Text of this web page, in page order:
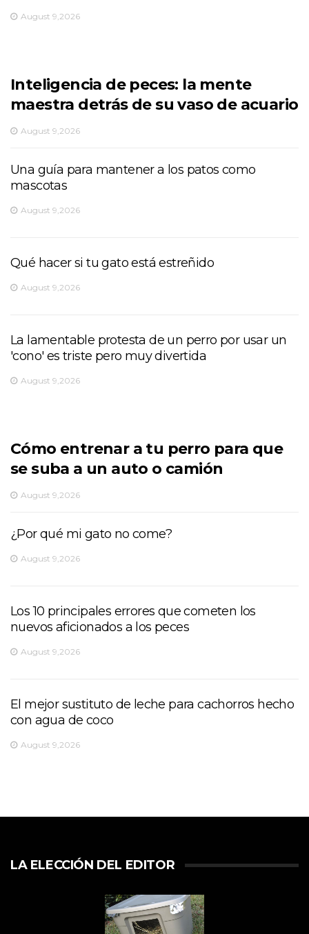
August 9,2026
Inteligencia de peces: la mente
maestra detrás de su vaso de acuario
August 9,2026
Una guía para mantener a los patos como
mascotas
August 9,2026
Qué hacer si tu gato está estreñido
August 9,2026
La lamentable protesta de un perro por usar un
'cono' es triste pero muy divertida
August 9,2026
Cómo entrenar a tu perro para que
se suba a un auto o camión
August 9,2026
¿Por qué mi gato no come?
August 9,2026
Los 10 principales errores que cometen los
nuevos aficionados a los peces
August 9,2026
El mejor sustituto de leche para cachorros hecho
con agua de coco
August 9,2026
LA ELECCIÓN DEL EDITOR